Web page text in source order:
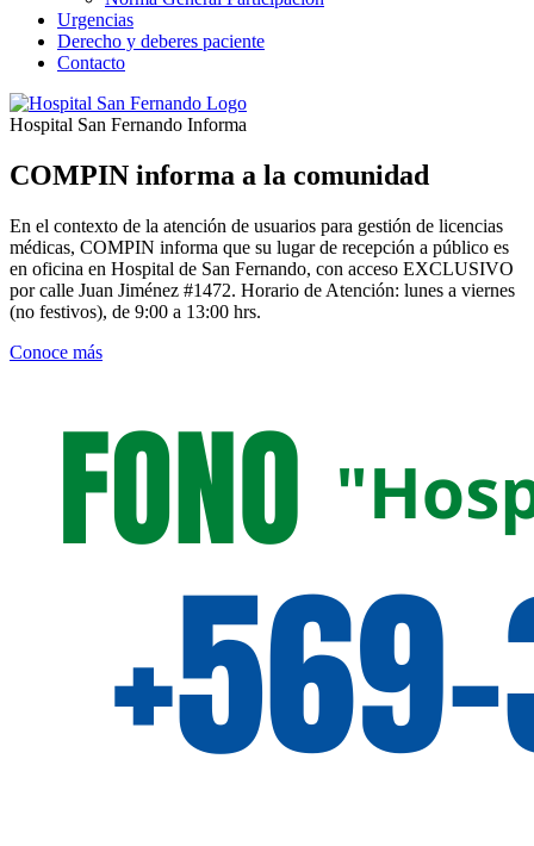
Urgencias
Derecho y deberes paciente
Contacto
Hospital San Fernando Informa
COMPIN informa a la comunidad
En el contexto de la atención de usuarios para gestión de licencias
médicas, COMPIN informa que su lugar de recepción a público es
en oficina en Hospital de San Fernando, con acceso EXCLUSIVO
por calle Juan Jiménez #1472. Horario de Atención: lunes a viernes
(no festivos), de 9:00 a 13:00 hrs.
Conoce más